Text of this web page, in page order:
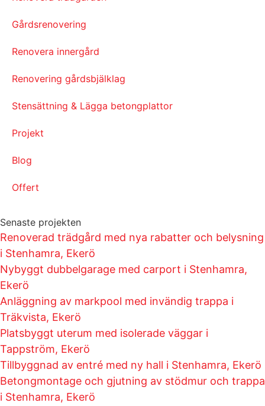
Gårdsrenovering
Renovera innergård
Renovering gårdsbjälklag
Stensättning & Lägga betongplattor
Projekt
Blog
Offert
Senaste projekten
Renoverad trädgård med nya rabatter och belysning
i Stenhamra, Ekerö
Nybyggt dubbelgarage med carport i Stenhamra,
Ekerö
Anläggning av markpool med invändig trappa i
Träkvista, Ekerö
Platsbyggt uterum med isolerade väggar i
Tappström, Ekerö
Tillbyggnad av entré med ny hall i Stenhamra, Ekerö
Betongmontage och gjutning av stödmur och trappa
i Stenhamra, Ekerö